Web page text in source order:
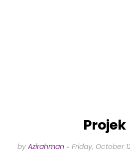
Projek
by Azirahman Friday, October